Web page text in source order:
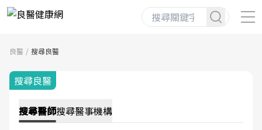
良醫 搜尋良醫
搜尋良醫
搜尋醫師搜尋醫事機構